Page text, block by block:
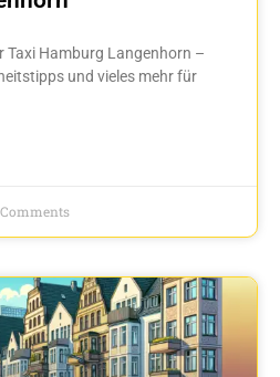
Taxi Hamburg Langenhorn –
und vieles mehr für